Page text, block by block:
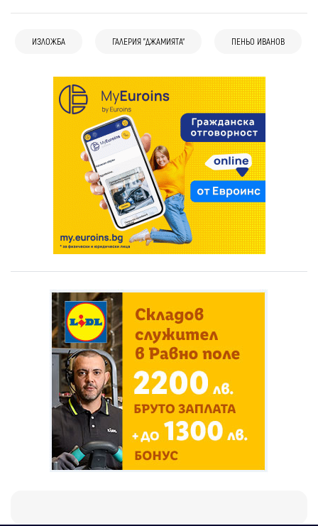
ИЗЛОЖБА ГАЛЕРИЯ "ДЖАМИЯТА“ ПЕНЬО ИВАНОВ